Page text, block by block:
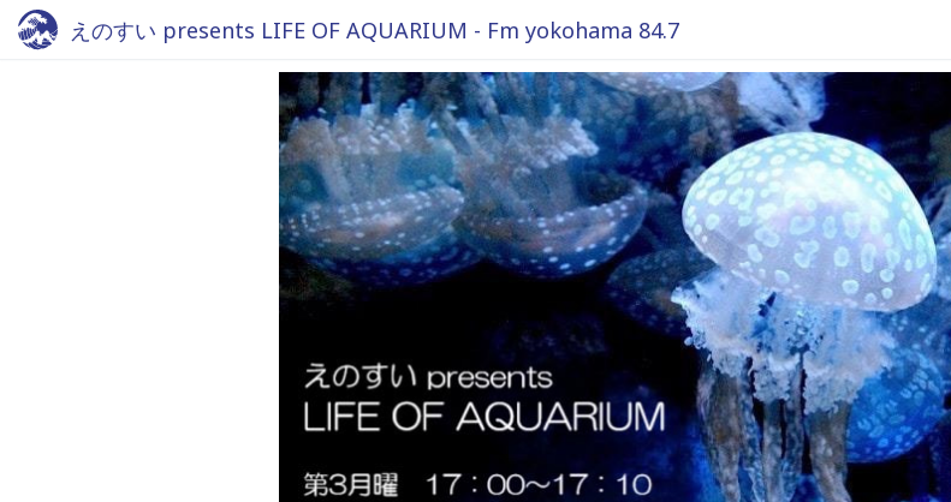
えのすい presents LIFE OF AQUARIUM - Fm yokohama 84.7